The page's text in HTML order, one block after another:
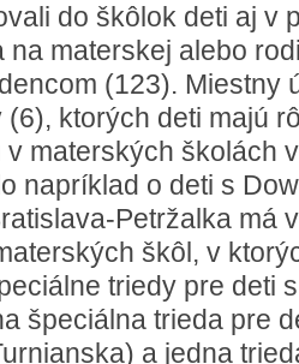
do škôlok deti aj v
na materskej alebo
(123). Miestny
ktorých deti majú
v materských školách
napríklad o deti s
Petržalka má
škôl, v
triedy pre deti
špeciálna trieda pre
a jedna